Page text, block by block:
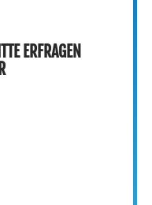
ERFRAGEN